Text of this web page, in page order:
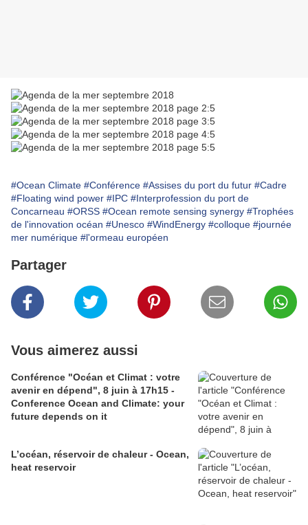
#Ocean Climate #Conférence #Assises du port du futur #Cadre
#Floating wind power #IPC #Interprofession du port de
Concarneau #ORSS #Ocean remote sensing synergy #Trophées
de l'innovation océan #Unesco #WindEnergy #colloque #journée
mer numérique #l'ormeau européen
Partager
Vous aimerez aussi
Conférence "Océan et Climat : votre
avenir en dépend", 8 juin à 17h15 -
Conference Ocean and Climate: your
future depends on it
L’océan, réservoir de chaleur - Ocean,
heat reservoir